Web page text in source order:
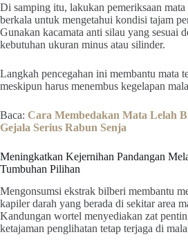
Di samping itu, lakukan pemeriksaan mata
berkala untuk mengetahui kondisi tajam
Gunakan kacamata anti silau yang sesuai
kebutuhan ukuran minus atau silinder.
Langkah pencegahan ini membantu mata
meskipun harus menembus kegelapan
Baca: Cara Membedakan Mata Lelah
Gejala Serius Rabun Senja
Meningkatkan Kejernihan Pandangan
Tumbuhan Pilihan
Mengonsumsi ekstrak bilberi membantu
kapiler darah yang berada di sekitar area
Kandungan wortel menyediakan zat
ketajaman penglihatan tetap terjaga di